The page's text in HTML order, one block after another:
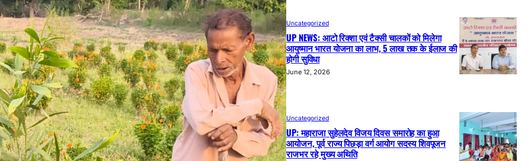
Uncategorized
UP NEWS: आटो रिक्शा एवं टैक्सी चालकों को मिलेगा
आयुष्मान भारत योजना का लाभ, 5 लाख तक के ईलाज की
होगी सुविधा
June 12, 2026
Uncategorized
UP: महाराजा सुहेलदेव विजय दिवस समारोह का हुआ
आयोजन, पूर्व राज्य पिछड़ा वर्ग आयोग सदस्य शिवपूजन
राजभर रहे मुख्य अथिति